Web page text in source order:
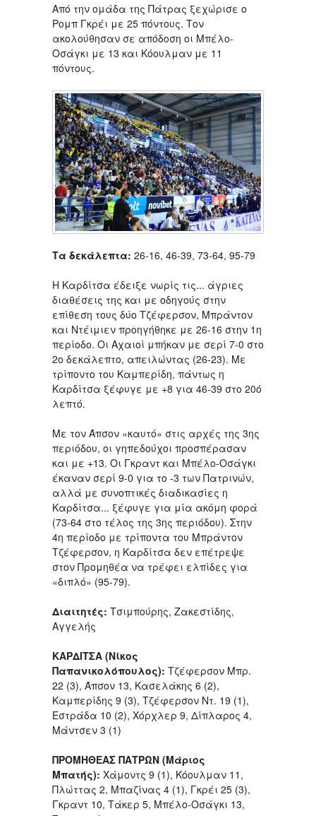
Από την ομάδα της Πάτρας ξεχώρισε ο
Ρομπ Γκρέι με 25 πόντους. Τον
ακολούθησαν σε απόδοση οι Μπέλο-
Οσάγκι με 13 και Κόουλμαν με 11
πόντους.
Τα δεκάλεπτα: 26-16, 46-39, 73-64, 95-79
Η Καρδίτσα έδειξε νωρίς τις... άγριες
διαθέσεις της και με οδηγούς στην
επίθεση τους δύο Τζέφερσον, Μπράντον
και Ντέιμιεν προηγήθηκε με 26-16 στην 1η
περίοδο. Οι Αχαιοί μπήκαν με σερί 7-0 στο
2ο δεκάλεπτο, απειλώντας (26-23). Με
τρίποντο του Καμπερίδη, πάντως η
Καρδίτσα ξέφυγε με +8 για 46-39 στο 20ό
λεπτό.
Με τον Άπσον «καυτό» στις αρχές της 3ης
περιόδου, οι γηπεδούχοι προσπέρασαν
και με +13. Οι Γκραντ και Μπέλο-Οσάγκι
έκαναν σερί 9-0 για το -3 των Πατρινών,
αλλά με συνοπτικές διαδικασίες η
Καρδίτσα... ξέφυγε για μία ακόμη φορά
(73-64 στο τέλος της 3ης περιόδου). Στην
4η περίοδο με τρίποντα του Μπράντον
Τζέφερσον, η Καρδίτσα δεν επέτρεψε
στον Προμηθέα να τρέφει ελπίδες για
«διπλό» (95-79).
Διαιτητές: Τσιμπούρης, Ζακεστίδης,
Αγγελής
ΚΑΡΔΙΤΣΑ (Νίκος
Παπανικολόπουλος): Τζέφερσον Μπρ.
22 (3), Άπσον 13, Κασελάκης 6 (2),
Καμπερίδης 9 (3), Τζέφερσον Ντ. 19 (1),
Εστράδα 10 (2), Χόρχλερ 9, Δίπλαρος 4,
Μάντσεν 3 (1)
ΠΡΟΜΗΘΕΑΣ ΠΑΤΡΩΝ (Μάριος
Μπατής): Χάμοντς 9 (1), Κόουλμαν 11,
Πλώττας 2, Μπαζίνας 4 (1), Γκρέι 25 (3),
Γκραντ 10, Τάκερ 5, Μπέλο-Οσάγκι 13,